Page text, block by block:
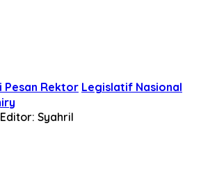
Pesan Rektor Legislatif Nasional
Editor: Syahril